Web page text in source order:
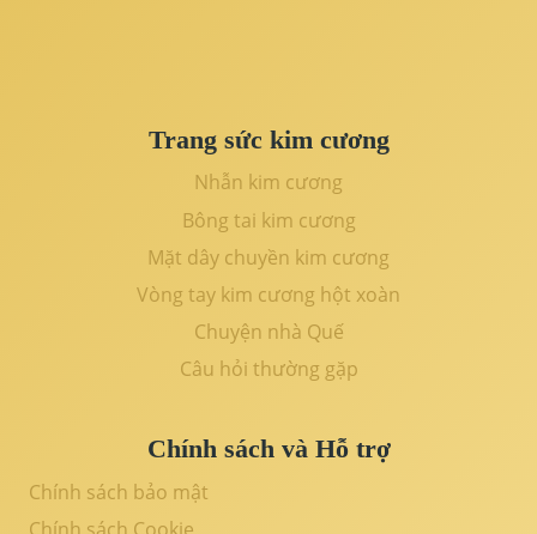
Trang sức kim cương
Nhẫn kim cương
Bông tai kim cương
Mặt dây chuyền kim cương
Vòng tay kim cương hột xoàn
Chuyện nhà Quế
Câu hỏi thường gặp
Chính sách và Hỗ trợ
Chính sách bảo mật